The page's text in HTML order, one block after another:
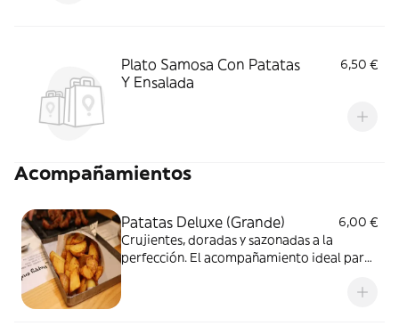
Plato Samosa Con Patatas
Y Ensalada
6,50 €
Acompañamientos
Patatas Deluxe (Grande)
6,00 €
Crujientes, doradas y sazonadas a la
perfección. El acompañamiento ideal para